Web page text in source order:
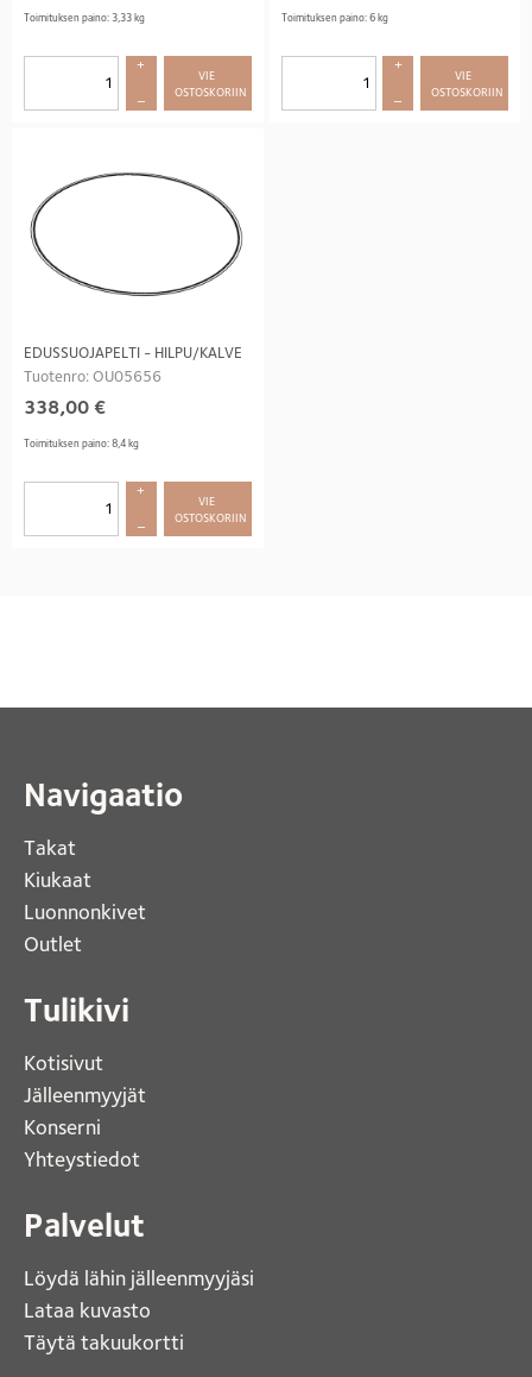
Toimituksen paino: 3,33 kg
+
–
VIE
OSTOSKORIIN
Toimituksen paino: 6 kg
+
–
VIE
OSTOSKORIIN
EDUSSUOJAPELTI - HILPU/KALVE
Tuotenro: OU05656
338,00 €
Toimituksen paino: 8,4 kg
+
–
VIE
OSTOSKORIIN
Navigaatio
Takat
Kiukaat
Luonnonkivet
Outlet
Tulikivi
Kotisivut
Jälleenmyyjät
Konserni
Yhteystiedot
Palvelut
Löydä lähin jälleenmyyjäsi
Lataa kuvasto
Täytä takuukortti